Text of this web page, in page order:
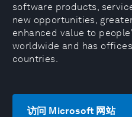
software products,
new opportunities,
enhanced value to
worldwide and has
countries.
访问 Microsoft 网站